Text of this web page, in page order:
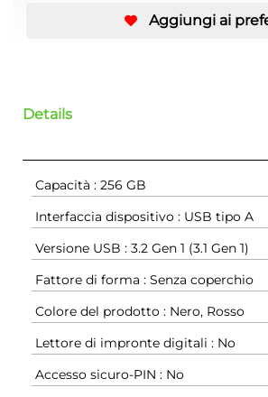
Aggiungi ai
Details
Capacità : 256 GB
Interfaccia dispositivo : USB tipo A
Versione USB : 3.2 Gen 1 (3.1 Gen 1)
Fattore di forma : Senza coperchio
Colore del prodotto : Nero, Rosso
Lettore di impronte digitali : No
Accesso sicuro-PIN : No